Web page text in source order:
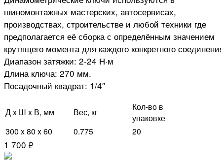
шиномонтажных мастерских, автосервисах,
производствах, строительстве и любой техники где
предполагается её сборка с определённым значением
крутящего момента для каждого конкретного
Диапазон затяжки: 2-24 Н·м
Длина ключа: 270 мм.
Посадочный квадрат: 1/4″
Д x Ш x В, мм Вес, кг
Кол-во в
упаковке
300 x 80 x 60
0.775 20
1 700 ₽